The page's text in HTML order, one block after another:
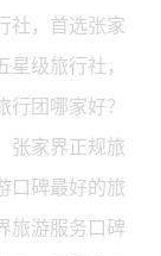
社，首选张家
级旅行社，
团哪家好？
张家界正规旅
口碑最好的旅
旅游服务口碑